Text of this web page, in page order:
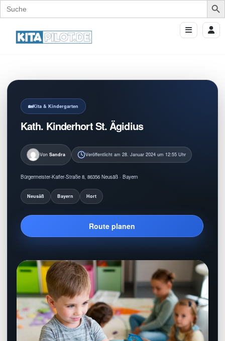
Search
for:
Kita & Kindergarten
Kath. Kinderhort St. Ägidius
Von Sandra Veröffentlicht am 28. Januar 2024 um 12:55 Uhr
Bürgermeister-Kaifer-Straße 8, 86356 Neusäß · Bayern
Neusäß Bayern Hort
Route planen